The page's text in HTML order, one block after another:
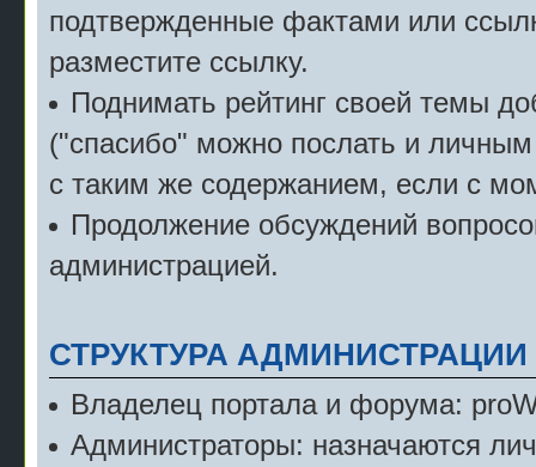
подтвержденные фактами или
разместите ссылку.
Поднимать рейтинг своей темы
("спасибо" можно послать и
с таким же содержанием, если с
Продолжение обсуждений
администрацией.
СТРУКТУРА
Владелец портала и форума:
Администраторы: назначаются